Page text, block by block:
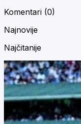
Komentari (0)
Najnovije
Najčitanije